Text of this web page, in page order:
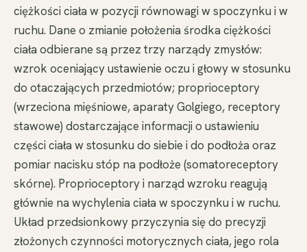
ciężkości ciała w pozycji równowagi w spoczynku i w
ruchu. Dane o zmianie położenia środka ciężkości
ciała odbierane są przez trzy narządy zmysłów:
wzrok oceniający ustawienie oczu i głowy w stosunku
do otaczających przedmiotów; proprioceptory
(wrzeciona mięśniowe, aparaty Golgiego, receptory
stawowe) dostarczające informacji o ustawieniu
części ciała w stosunku do siebie i do podłoża oraz
pomiar nacisku stóp na podłoże (somatoreceptory
skórne). Proprioceptory i narząd wzroku reagują
głównie na wychylenia ciała w spoczynku i w ruchu.
Układ przedsionkowy przyczynia się do precyzji
złożonych czynności motorycznych ciała, jego rola